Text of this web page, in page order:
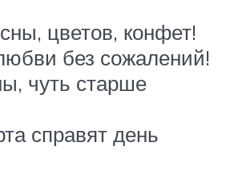
цветов, конфет!
без сожалений!
чуть старше
справят день